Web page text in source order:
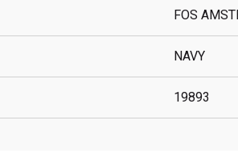
FOS
NAVY
19893